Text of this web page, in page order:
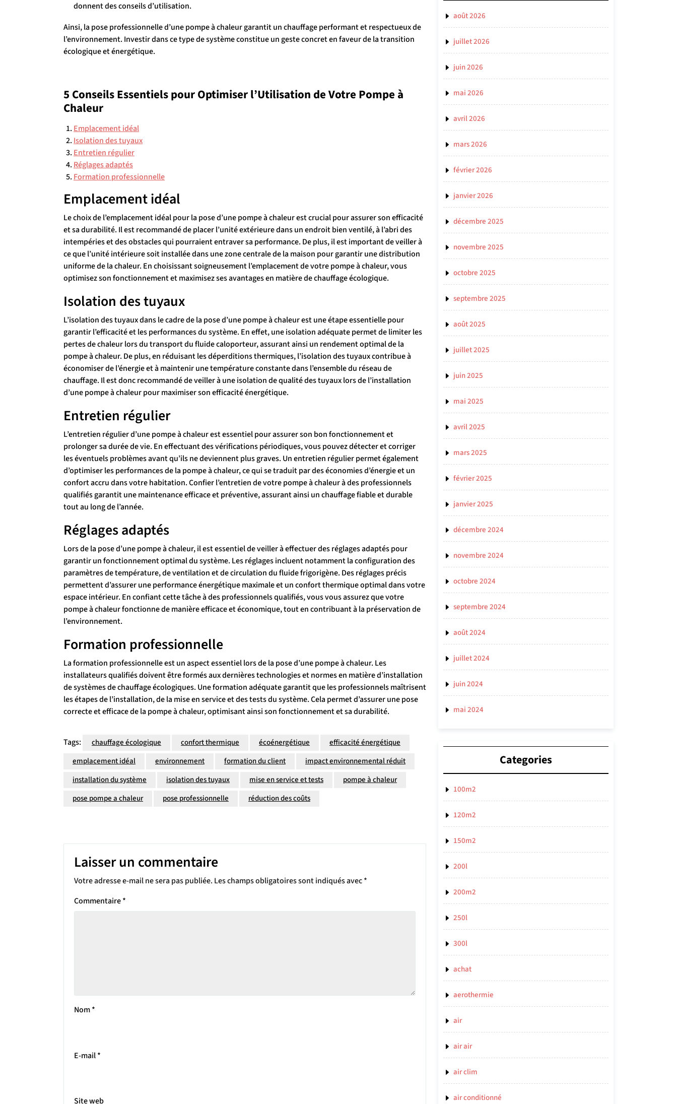
donnent des conseils d’utilisation.
Ainsi, la pose professionnelle d’une pompe à chaleur garantit un chauffage performant et respectueux de
l’environnement. Investir dans ce type de système constitue un geste concret en faveur de la transition
écologique et énergétique.
5 Conseils Essentiels pour Optimiser l’Utilisation de Votre Pompe à
Chaleur
Emplacement idéal
Isolation des tuyaux
Entretien régulier
Réglages adaptés
Formation professionnelle
Emplacement idéal
Le choix de l’emplacement idéal pour la pose d’une pompe à chaleur est crucial pour assurer son efficacité
et sa durabilité. Il est recommandé de placer l’unité extérieure dans un endroit bien ventilé, à l’abri des
intempéries et des obstacles qui pourraient entraver sa performance. De plus, il est important de veiller à
ce que l’unité intérieure soit installée dans une zone centrale de la maison pour garantir une distribution
uniforme de la chaleur. En choisissant soigneusement l’emplacement de votre pompe à chaleur, vous
optimisez son fonctionnement et maximisez ses avantages en matière de chauffage écologique.
Isolation des tuyaux
L’isolation des tuyaux dans le cadre de la pose d’une pompe à chaleur est une étape essentielle pour
garantir l’efficacité et les performances du système. En effet, une isolation adéquate permet de limiter les
pertes de chaleur lors du transport du fluide caloporteur, assurant ainsi un rendement optimal de la
pompe à chaleur. De plus, en réduisant les déperditions thermiques, l’isolation des tuyaux contribue à
économiser de l’énergie et à maintenir une température constante dans l’ensemble du réseau de
chauffage. Il est donc recommandé de veiller à une isolation de qualité des tuyaux lors de l’installation
d’une pompe à chaleur pour maximiser son efficacité énergétique.
Entretien régulier
L’entretien régulier d’une pompe à chaleur est essentiel pour assurer son bon fonctionnement et
prolonger sa durée de vie. En effectuant des vérifications périodiques, vous pouvez détecter et corriger
les éventuels problèmes avant qu’ils ne deviennent plus graves. Un entretien régulier permet également
d’optimiser les performances de la pompe à chaleur, ce qui se traduit par des économies d’énergie et un
confort accru dans votre habitation. Confier l’entretien de votre pompe à chaleur à des professionnels
qualifiés garantit une maintenance efficace et préventive, assurant ainsi un chauffage fiable et durable
tout au long de l’année.
Réglages adaptés
Lors de la pose d’une pompe à chaleur, il est essentiel de veiller à effectuer des réglages adaptés pour
garantir un fonctionnement optimal du système. Les réglages incluent notamment la configuration des
paramètres de température, de ventilation et de circulation du fluide frigorigène. Des réglages précis
permettent d’assurer une performance énergétique maximale et un confort thermique optimal dans votre
espace intérieur. En confiant cette tâche à des professionnels qualifiés, vous vous assurez que votre
pompe à chaleur fonctionne de manière efficace et économique, tout en contribuant à la préservation de
l’environnement.
Formation professionnelle
La formation professionnelle est un aspect essentiel lors de la pose d’une pompe à chaleur. Les
installateurs qualifiés doivent être formés aux dernières technologies et normes en matière d’installation
de systèmes de chauffage écologiques. Une formation adéquate garantit que les professionnels maîtrisent
les étapes de l’installation, de la mise en service et des tests du système. Cela permet d’assurer une pose
correcte et efficace de la pompe à chaleur, optimisant ainsi son fonctionnement et sa durabilité.
Tags: chauffage écologique confort thermique écoénergétique
efficacité énergétique
emplacement idéal
environnement formation du client
impact environnemental réduit
installation du système
isolation des tuyaux mise en service et tests
pompe à chaleur
pose pompe a chaleur
pose professionnelle réduction des coûts
Laisser un commentaire
Votre adresse e-mail ne sera pas publiée. Les champs obligatoires sont indiqués avec*
Commentaire*
Nom*
E-mail*
Site web
août 2026
juillet 2026
juin 2026
mai 2026
avril 2026
mars 2026
février 2026
janvier 2026
décembre 2025
novembre 2025
octobre 2025
septembre 2025
août 2025
juillet 2025
juin 2025
mai 2025
avril 2025
mars 2025
février 2025
janvier 2025
décembre 2024
novembre 2024
octobre 2024
septembre 2024
août 2024
juillet 2024
juin 2024
mai 2024
Categories
100m2
120m2
150m2
200l
200m2
250l
300l
achat
aerothermie
air
air air
air clim
air conditionné